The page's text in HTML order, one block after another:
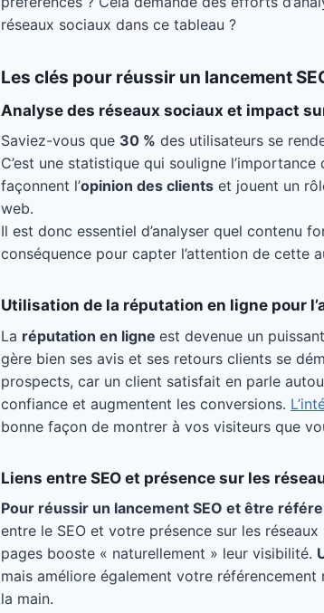
réseaux sociaux dans ce tableau ?
Les clés pour réussir un lancement
Analyse des réseaux sociaux et impact
Saviez-vous que 30 % des utilisateurs se
C’est une statistique qui souligne
façonnent l’opinion des clients et jouent un
web.
Il est donc essentiel d’analyser quel contenu
conséquence pour capter l’attention de cette
Utilisation de la réputation en ligne pour
La réputation en ligne est devenue un
gère bien ses avis et ses retours clients se
prospects, car un client satisfait en parle
confiance et augmentent les conversions.
bonne façon de montrer à vos visiteurs que
Liens entre SEO et présence sur les
Pour réussir un lancement SEO et être
entre le SEO et votre présence sur les
pages booste « naturellement » leur visibilité.
mais améliore également votre
la main.